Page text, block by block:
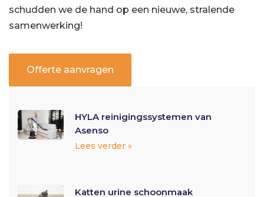
schudden we de hand op een nieuwe, stralende
samenwerking!
Offerte aanvragen
HYLA reinigingssystemen van
Asenso
Lees verder »
Katten urine schoonmaak